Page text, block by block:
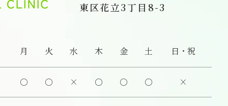
東区花立3丁目8-3
月 火 水 木 金 土 日・祝
○ ○ × ○ ○ ○ ×